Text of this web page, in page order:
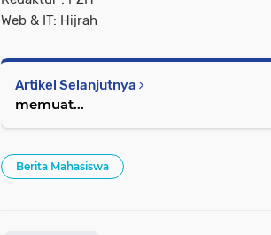
Web & IT: Hijrah
Artikel Selanjutnya
memuat...
Berita Mahasiswa